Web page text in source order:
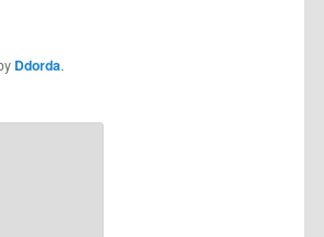
Ddorda.